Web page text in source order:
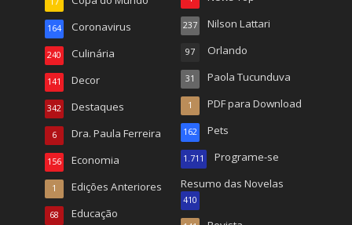
Coronavirus
164
Culinária
240
Decor
141
Destaques
342
Dra. Paula Ferreira
6
Economia
156
Edições Anteriores
1
Educação
68
Nilson Lattari
237
Orlando
97
Paola Tucunduva
31
PDF para Download
1
Pets
162
Programe-se
1.711
Resumo das Novelas
410